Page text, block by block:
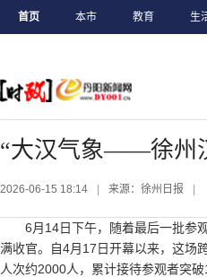
首页 本市 教育 生
“大汉气象——徐州
2026-06-15 18:14 来源：徐州日报
6月14日下午，随着最后一批参
满收官。自4月17日开幕以来，这场
人次约2000人，累计接待参观者突